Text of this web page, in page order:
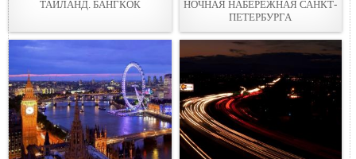
ТАИЛАНД. БАНГКОК
НОЧНАЯ НАБЕРЕЖНАЯ САНКТ-
ПЕТЕРБУРГА